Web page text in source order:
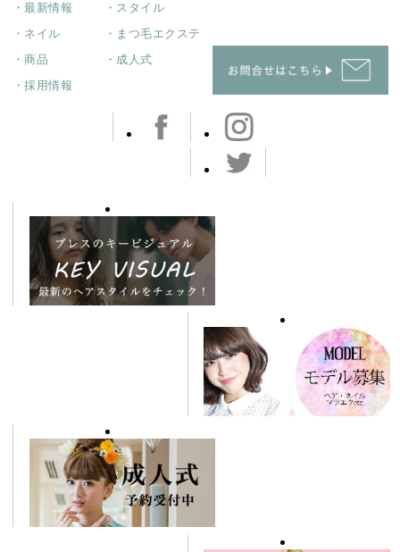
・最新情報 ・スタイル
・ネイル ・まつ毛エクステ
・商品 ・成人式
・採用情報